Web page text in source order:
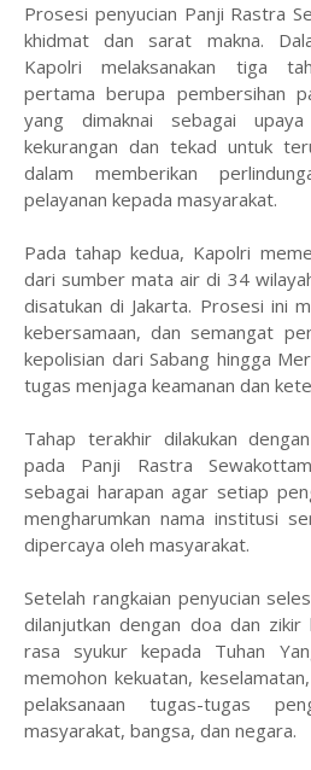
Prosesi penyucian Panji Rastra
khidmat dan sarat makna.
Kapolri melaksanakan tiga
pertama berupa pembersihan
yang dimaknai sebagai
kekurangan dan tekad untuk
dalam memberikan
pelayanan kepada masyarakat.
Pada tahap kedua, Kapolri
dari sumber mata air di 34
disatukan di Jakarta. Prosesi ini
kebersamaan, dan semangat
kepolisian dari Sabang hingga
tugas menjaga keamanan dan
Tahap terakhir dilakukan
pada Panji Rastra
sebagai harapan agar setiap
mengharumkan nama institusi
dipercaya oleh masyarakat.
Setelah rangkaian penyucian
dilanjutkan dengan doa dan
rasa syukur kepada Tuhan
memohon kekuatan,
pelaksanaan tugas-tugas
masyarakat, bangsa, dan negara.